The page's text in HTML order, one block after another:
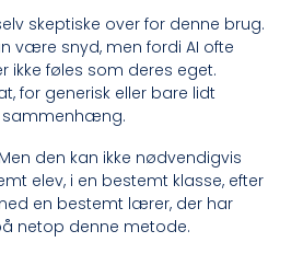
skeptiske over for denne brug.
være snyd, men fordi AI ofte
ikke føles som deres eget.
for generisk eller bare lidt
sammenhæng.
den kan ikke nødvendigvis
elev, i en bestemt klasse, efter
en bestemt lærer, der har
netop denne metode.